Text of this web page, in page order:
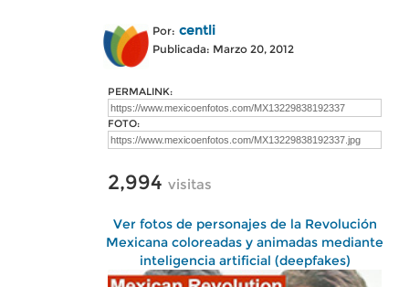
Por: centli
Publicada: Marzo 20, 2012
PERMALINK:
FOTO:
2,994 visitas
Ver fotos de personajes de la Revolución
Mexicana coloreadas y animadas mediante
inteligencia artificial (deepfakes)